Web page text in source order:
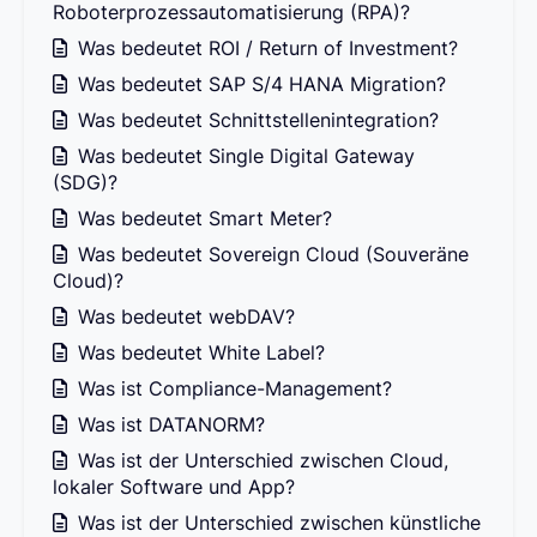
Roboterprozessautomatisierung (RPA)?
Was bedeutet ROI / Return of Investment?
Was bedeutet SAP S/4 HANA Migration?
Was bedeutet Schnittstellenintegration?
Was bedeutet Single Digital Gateway
(SDG)?
Was bedeutet Smart Meter?
Was bedeutet Sovereign Cloud (Souveräne
Cloud)?
Was bedeutet webDAV?
Was bedeutet White Label?
Was ist Compliance-Management?
Was ist DATANORM?
Was ist der Unterschied zwischen Cloud,
lokaler Software und App?
Was ist der Unterschied zwischen künstliche